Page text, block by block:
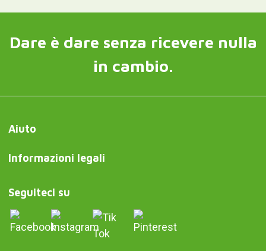
Dare è dare senza ricevere nulla
in cambio.
Aiuto
Informazioni legali
Seguiteci su